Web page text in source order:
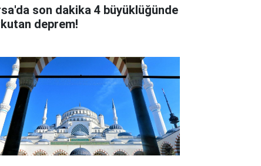
son dakika 4 büyüklüğünde
deprem!